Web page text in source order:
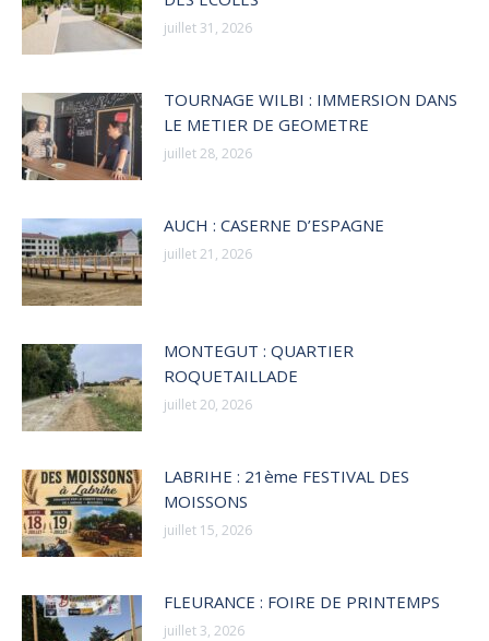
juillet 31, 2026
TOURNAGE WILBI : IMMERSION DANS
LE METIER DE GEOMETRE
juillet 28, 2026
AUCH : CASERNE D’ESPAGNE
juillet 21, 2026
MONTEGUT : QUARTIER
ROQUETAILLADE
juillet 20, 2026
LABRIHE : 21ème FESTIVAL DES
MOISSONS
juillet 15, 2026
FLEURANCE : FOIRE DE PRINTEMPS
juillet 3, 2026